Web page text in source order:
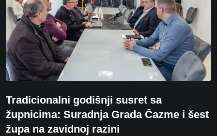
Tradicionalni godišnji susret sa
župnicima: Suradnja Grada Čazme i šest
župa na zavidnoj razini